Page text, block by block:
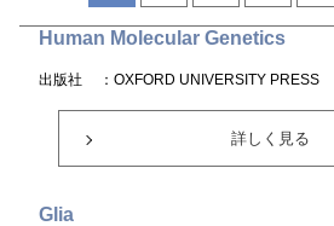
Human Molecular Genetics
出版社 ：OXFORD UNIVERSITY PRESS
詳しく見る
Glia